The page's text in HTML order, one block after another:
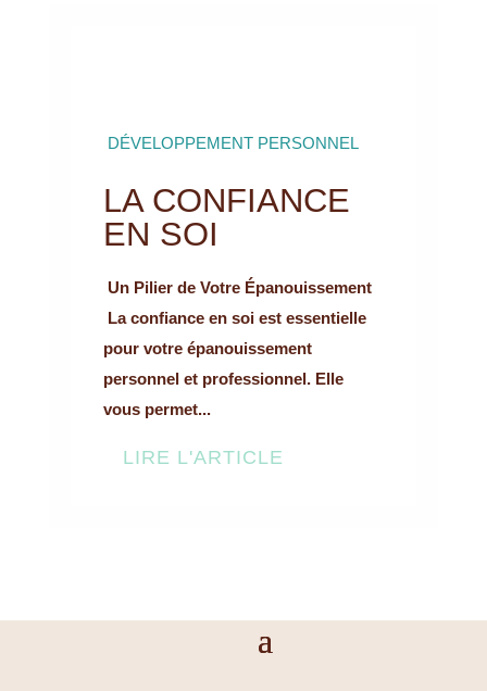
DÉVELOPPEMENT PERSONNEL
LA CONFIANCE
EN SOI
Un Pilier de Votre Épanouissement
La confiance en soi est essentielle
pour votre épanouissement
personnel et professionnel. Elle
vous permet...
LIRE L'ARTICLE